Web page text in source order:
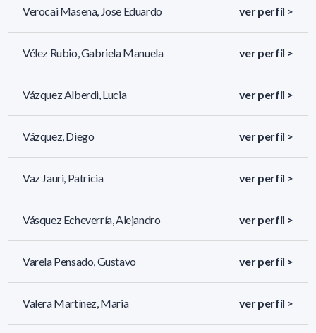
Verocai Masena, Jose Eduardo ver perfil >
Vélez Rubio, Gabriela Manuela ver perfil >
Vázquez Alberdi, Lucia ver perfil >
Vázquez, Diego ver perfil >
Vaz Jauri, Patricia ver perfil >
Vásquez Echeverría, Alejandro ver perfil >
Varela Pensado, Gustavo ver perfil >
Valera Martínez, Maria ver perfil >